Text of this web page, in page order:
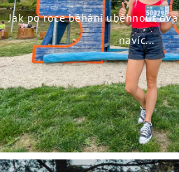
Jak po roce běhání uběhnout
navíc...